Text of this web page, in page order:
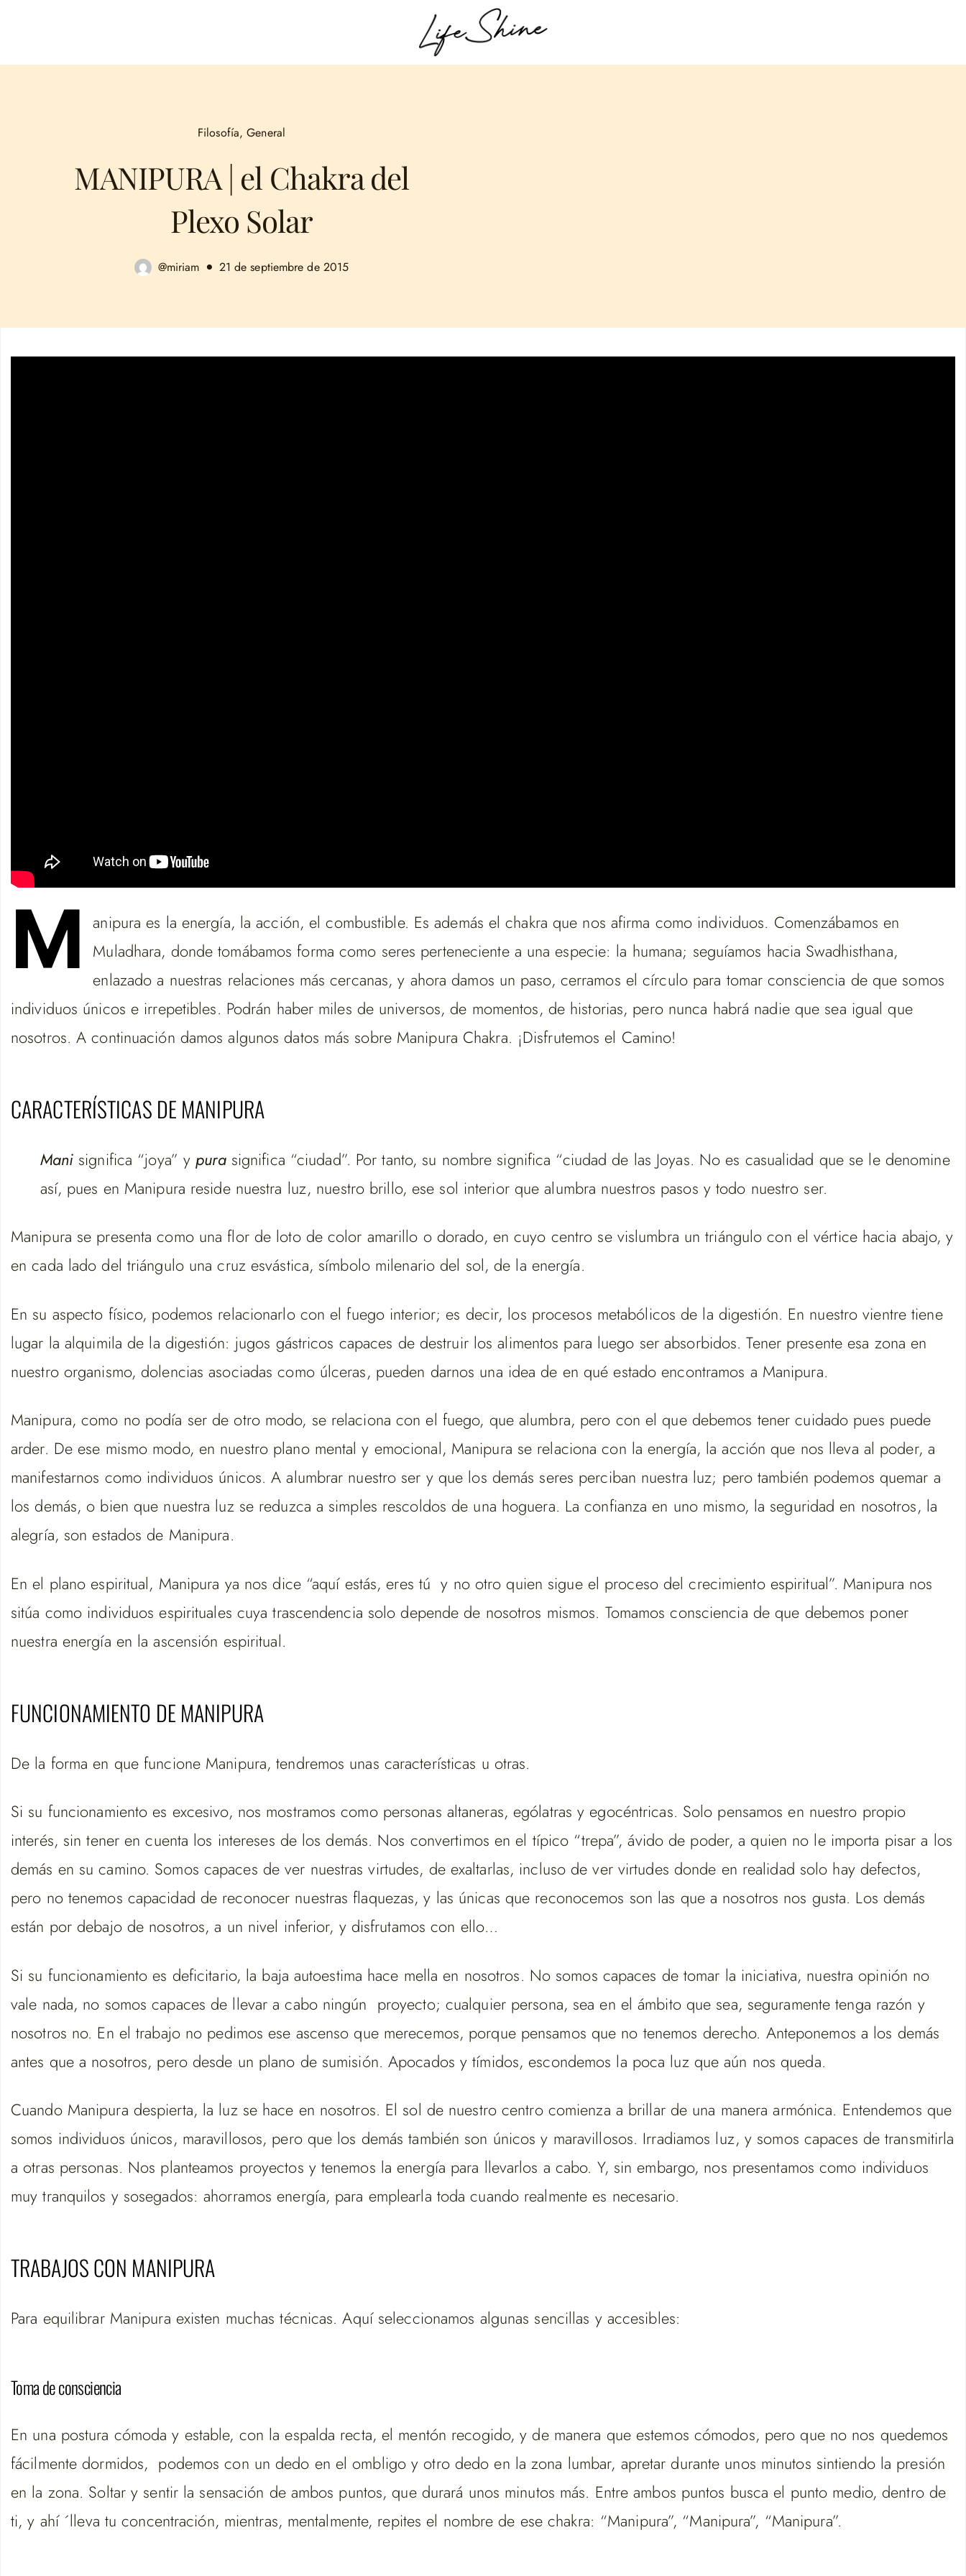
Filosofía,General
MANIPURA | el Chakra del
Plexo Solar
@miriam 21 de septiembre de 2015
M anipura es la energía, la acción, el combustible. Es además el chakra que nos afirma como individuos. Comenzábamos en
Muladhara, donde tomábamos forma como seres perteneciente a una especie: la humana; seguíamos hacia Swadhisthana,
enlazado a nuestras relaciones más cercanas, y ahora damos un paso, cerramos el círculo para tomar consciencia de que somos
individuos únicos e irrepetibles. Podrán haber miles de universos, de momentos, de historias, pero nunca habrá nadie que sea igual que
nosotros. A continuación damos algunos datos más sobre Manipura Chakra. ¡Disfrutemos el Camino!
CARACTERÍSTICAS DE MANIPURA
Mani significa “joya” ypura significa “ciudad”. Por tanto, su nombre significa “ciudad de las Joyas. No es casualidad que se le denomine
así, pues en Manipura reside nuestra luz, nuestro brillo, ese sol interior que alumbra nuestros pasos y todo nuestro ser.
Manipura se presenta como una flor de loto de color amarillo o dorado, en cuyo centro se vislumbra un triángulo con el vértice hacia abajo, y
en cada lado del triángulo una cruz esvástica, símbolo milenario del sol, de la energía.
En su aspecto físico, podemos relacionarlo con el fuego interior; es decir, los procesos metabólicos de la digestión. En nuestro vientre tiene
lugar la alquimila de la digestión: jugos gástricos capaces de destruir los alimentos para luego ser absorbidos. Tener presente esa zona en
nuestro organismo, dolencias asociadas como úlceras, pueden darnos una idea de en qué estado encontramos a Manipura.
Manipura, como no podía ser de otro modo, se relaciona con el fuego, que alumbra, pero con el que debemos tener cuidado pues puede
arder. De ese mismo modo, en nuestro plano mental y emocional, Manipura se relaciona con la energía, la acción que nos lleva al poder, a
manifestarnos como individuos únicos. A alumbrar nuestro ser y que los demás seres perciban nuestra luz; pero también podemos quemar a
los demás, o bien que nuestra luz se reduzca a simples rescoldos de una hoguera. La confianza en uno mismo, la seguridad en nosotros, la
alegría, son estados de Manipura.
En el plano espiritual, Manipura ya nos dice “aquí estás, eres tú y no otro quien sigue el proceso del crecimiento espiritual”. Manipura nos
sitúa como individuos espirituales cuya trascendencia solo depende de nosotros mismos. Tomamos consciencia de que debemos poner
nuestra energía en la ascensión espiritual.
FUNCIONAMIENTO DE MANIPURA
De la forma en que funcione Manipura, tendremos unas características u otras.
Si su funcionamiento es excesivo, nos mostramos como personas altaneras, ególatras y egocéntricas. Solo pensamos en nuestro propio
interés, sin tener en cuenta los intereses de los demás. Nos convertimos en el típico “trepa”, ávido de poder, a quien no le importa pisar a los
demás en su camino. Somos capaces de ver nuestras virtudes, de exaltarlas, incluso de ver virtudes donde en realidad solo hay defectos,
pero no tenemos capacidad de reconocer nuestras flaquezas, y las únicas que reconocemos son las que a nosotros nos gusta. Los demás
están por debajo de nosotros, a un nivel inferior, y disfrutamos con ello…
Si su funcionamiento es deficitario, la baja autoestima hace mella en nosotros. No somos capaces de tomar la iniciativa, nuestra opinión no
vale nada, no somos capaces de llevar a cabo ningún proyecto; cualquier persona, sea en el ámbito que sea, seguramente tenga razón y
nosotros no. En el trabajo no pedimos ese ascenso que merecemos, porque pensamos que no tenemos derecho. Anteponemos a los demás
antes que a nosotros, pero desde un plano de sumisión. Apocados y tímidos, escondemos la poca luz que aún nos queda.
Cuando Manipura despierta, la luz se hace en nosotros. El sol de nuestro centro comienza a brillar de una manera armónica. Entendemos que
somos individuos únicos, maravillosos, pero que los demás también son únicos y maravillosos. Irradiamos luz, y somos capaces de transmitirla
a otras personas. Nos planteamos proyectos y tenemos la energía para llevarlos a cabo. Y, sin embargo, nos presentamos como individuos
muy tranquilos y sosegados: ahorramos energía, para emplearla toda cuando realmente es necesario.
TRABAJOS CON MANIPURA
Para equilibrar Manipura existen muchas técnicas. Aquí seleccionamos algunas sencillas y accesibles:
Toma de consciencia
En una postura cómoda y estable, con la espalda recta, el mentón recogido, y de manera que estemos cómodos, pero que no nos quedemos
fácilmente dormidos, podemos con un dedo en el ombligo y otro dedo en la zona lumbar, apretar durante unos minutos sintiendo la presión
en la zona. Soltar y sentir la sensación de ambos puntos, que durará unos minutos más. Entre ambos puntos busca el punto medio, dentro de
ti, y ahí ´lleva tu concentración, mientras, mentalmente, repites el nombre de ese chakra: “Manipura”, “Manipura”, “Manipura”.